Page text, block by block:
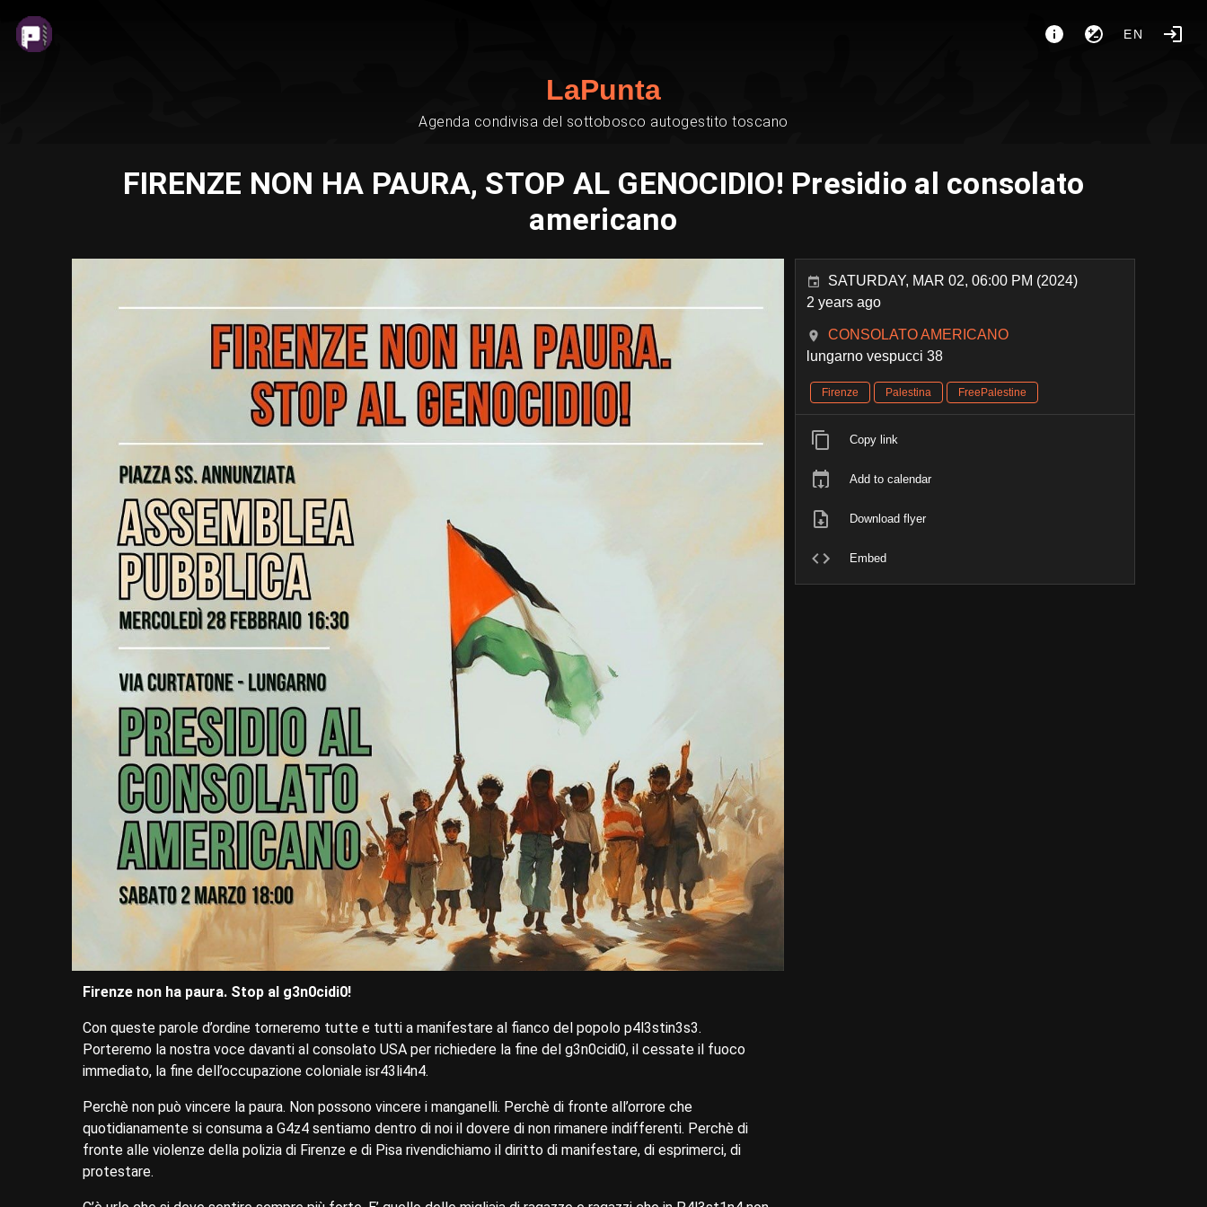
EN
LaPunta
Agenda condivisa del sottobosco autogestito toscano
FIRENZE NON HA PAURA, STOP AL GENOCIDIO! Presidio al consolato
americano
Firenze non ha paura. Stop al g3n0cidi0!
Con queste parole d’ordine torneremo tutte e tutti a manifestare al fianco del popolo p4l3stin3s3.
Porteremo la nostra voce davanti al consolato USA per richiedere la fine del g3n0cidi0, il cessate il fuoco
immediato, la fine dell’occupazione coloniale isr43li4n4.
Perchè non può vincere la paura. Non possono vincere i manganelli. Perchè di fronte all’orrore che
quotidianamente si consuma a G4z4 sentiamo dentro di noi il dovere di non rimanere indifferenti. Perchè di
fronte alle violenze della polizia di Firenze e di Pisa rivendichiamo il diritto di manifestare, di esprimerci, di
protestare.
SATURDAY, MAR 02, 06:00 PM (2024)
2 years ago
CONSOLATO AMERICANO
lungarno vespucci 38
Firenze Palestina FreePalestine
Copy link
Add to calendar
Download flyer
Embed